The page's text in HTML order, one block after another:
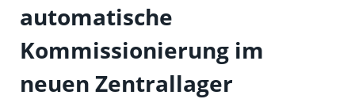
automatische
Kommissionierung im
neuen Zentrallager